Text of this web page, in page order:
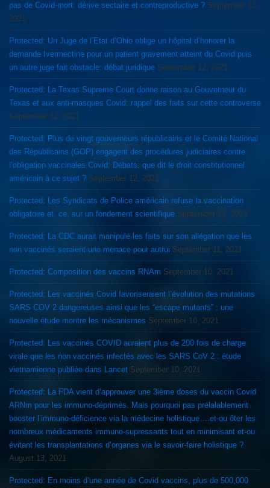
pas de Covid-mort: dérive sectaire et contreproductive ? September 12,
2021
Protected: Un Juge de l’Etat d’Ohio oblige un hôpital d’honorer la
demande Ivermectine pour un patient gravement atteint du Covid puis
un autre juge fait obstacle: débat juridique September 12, 2021
Protected: La Texas Supreme Court donne raison au Gouverneur du
Texas et aux anti-masques Covid: rappel des faits sur cette controverse
September 12, 2021
Protected: Plus de vingt gouverneurs républicains et le Comité National
des Républicains (GOP) engagent des procédures judiciaires contre
l’obligation vaccinales Covid: Débats: que dit le droit constitutionnel
américain à ce sujet ? September 12, 2021
Protected: Les Syndicats de Police américain refuse la vaccination
obligatoire et. ce, sur un fondement scientifique September 12, 2021
Protected: La CDC aurait manipulé les faits sur son allégation que les
non vaccinés seraient une menace pour autrui September 11, 2021
Protected: Composition des vaccins RNAm September 10, 2021
Protected: Les vaccinés Covid favoriseraient l’évolution des mutations
SARS COV 2 dangereuses ainsi que les “escape mutants” : une
nouvelle étude montre les mécanismes September 10, 2021
Protected: Les vaccinés COVID auraient plus de 200 fois de charge
virale que les non vaccinés infectés avec les SARS CoV 2 : étude
vietnamienne publiée dans Lancet September 10, 2021
Protected: La FDA vient d’approuver une 3ième doses du vaccin Covid
ARNm pour les immuno-déprimés. Mais pourquoi pas prélalablement
booster l’immuno-déficience via la médecine holistique….et-ou ôter les
nombreux médicaments immuno-supressants tout en minimisant et-ou
évitant les transplantations d’organes via le savoir-faire holistique ?
August 13, 2021
Protected: En moins d’une année de Covid vaccins, plus de 500,000